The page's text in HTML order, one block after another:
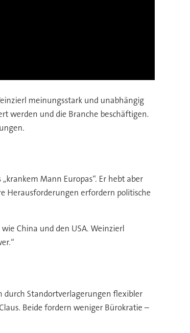
meinungsstark und unabhängig
werden und die Branche beschäftigen.
Mann Europas“. Er hebt aber
Herausforderungen erfordern politische
China und den USA. Weinzierl
durch Standortverlagerungen flexibler
Beide fordern weniger Bürokratie –